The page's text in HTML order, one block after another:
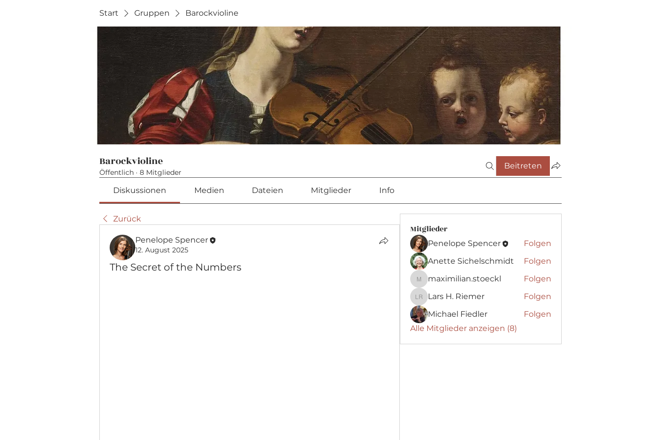
Start Gruppen Barockvioline
Barockvioline
Öffentlich · 8 Mitglieder
Beitreten
Diskussionen Medien Dateien Mitglieder Info
Zurück
Penelope Spencer
12. August 2025
The Secret of the Numbers
Mitglieder
Penelope Spencer
Folgen
Anette Sichelschmidt
Folgen
maximilian.stoeckl
maximilian.stoeckl Folgen
Lars H. Riemer
Lars H. Riemer
Folgen
Michael Fiedler
Folgen
Alle Mitglieder anzeigen (8)